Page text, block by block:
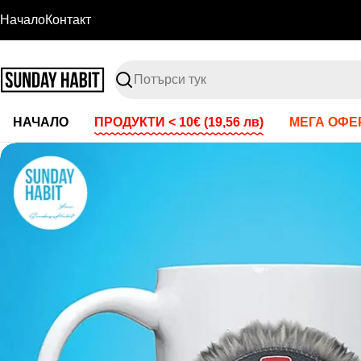
НачалоКонтакт
Търсене
НАЧАЛО ПРОДУКТИ < 10€ (19,56 лв) МЕГА
Преминете
към
информация